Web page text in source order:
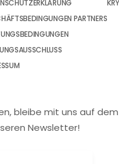
PARTNERS
bleibe mit uns auf
Newsletter!